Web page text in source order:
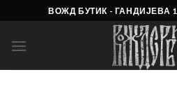
to
content
ВОЖД БУТИК - ГАНДИЈЕВА